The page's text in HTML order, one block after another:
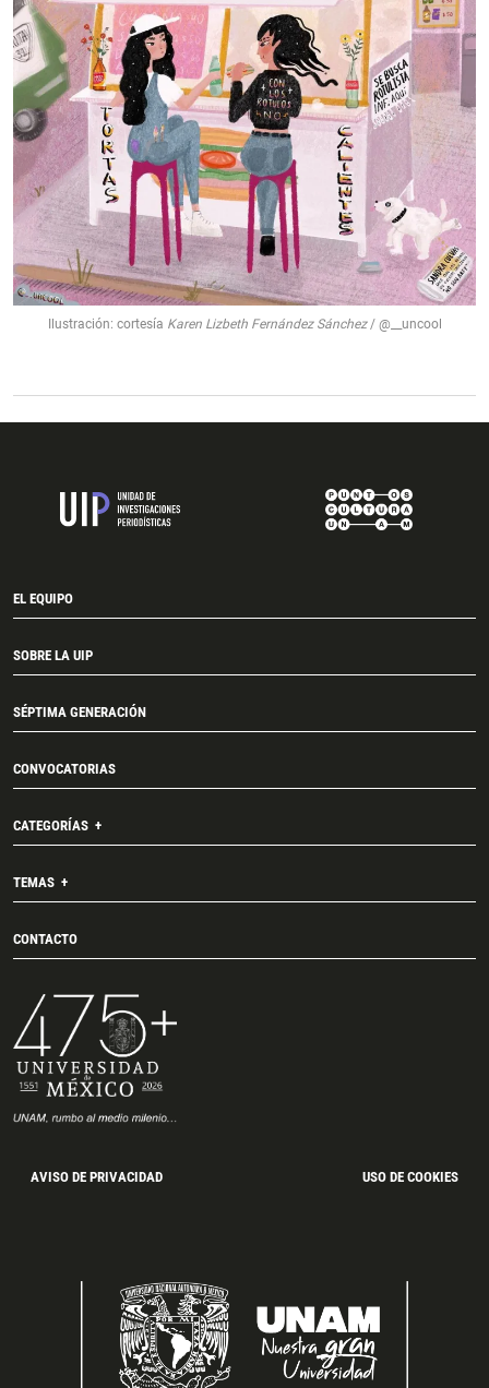
Ilustración: cortesía Karen Lizbeth Fernández Sánchez/ @__uncool
EL EQUIPO
SOBRE LA UIP
SÉPTIMA GENERACIÓN
CONVOCATORIAS
CATEGORÍAS
TEMAS
CONTACTO
AVISO DE PRIVACIDAD USO DE COOKIES